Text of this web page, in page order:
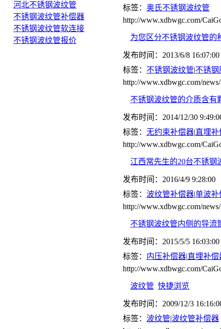
河北不锈钢波纹管
不锈钢波纹管补偿器
不锈钢波纹管软连接
不锈钢波纹管报价
标签： 奥氏不锈钢波纹管
http://www.xdbwgc.com/
为您区分不锈钢波纹管的
发布时间：2013/6/8 16:07:00
标签： 不锈钢波纹管|不锈
http://www.xdbwgc.com/
不锈钢波纹管的介质含有
发布时间：2014/12/30
标签： 无约束补偿器|直埋补
http://www.xdbwgc.com/
江西常先生的20台不锈钢
发布时间：2016/4/9 9:28:00
标签： 波纹管补偿器|单波补
http://www.xdbwgc.com/
不锈钢波纹管内侧的导流
发布时间：2015/5/5 16:03:00
标签： 内压补偿器|直埋补偿
http://www.xdbwgc.com/
波纹管 快捷浏览
发布时间：2009/12/3
标签： 波纹管|波纹管补偿器